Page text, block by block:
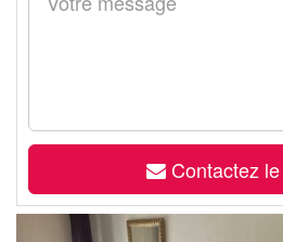
Contactez